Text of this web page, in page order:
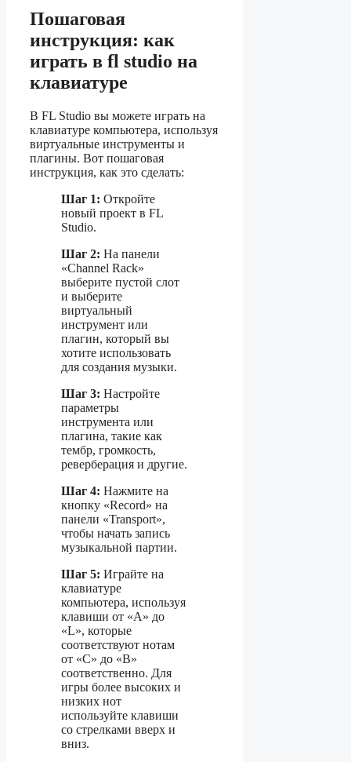
Пошаговая
инструкция: как
играть в fl studio на
клавиатуре
В FL Studio вы можете играть на
клавиатуре компьютера, используя
виртуальные инструменты и
плагины. Вот пошаговая
инструкция, как это сделать:
Шаг 1: Откройте
новый проект в FL
Studio.
Шаг 2: На панели
«Channel Rack»
выберите пустой слот
и выберите
виртуальный
инструмент или
плагин, который вы
хотите использовать
для создания музыки.
Шаг 3: Настройте
параметры
инструмента или
плагина, такие как
тембр, громкость,
реверберация и другие.
Шаг 4: Нажмите на
кнопку «Record» на
панели «Transport»,
чтобы начать запись
музыкальной партии.
Шаг 5: Играйте на
клавиатуре
компьютера, используя
клавиши от «A» до
«L», которые
соответствуют нотам
от «C» до «B»
соответственно. Для
игры более высоких и
низких нот
используйте клавиши
со стрелками вверх и
вниз.